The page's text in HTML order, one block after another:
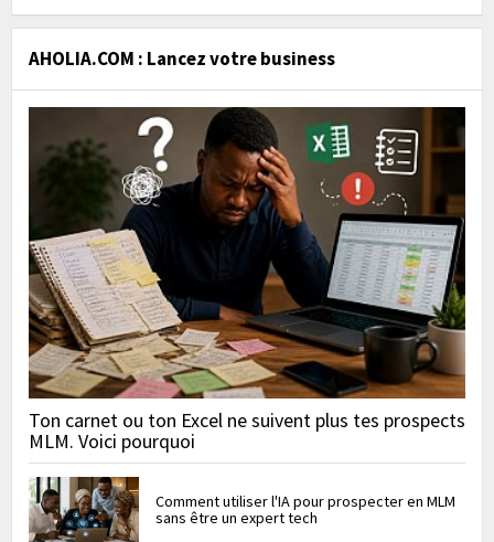
AHOLIA.COM : Lancez votre business
Ton carnet ou ton Excel ne suivent plus tes prospects
MLM. Voici pourquoi
Comment utiliser l'IA pour prospecter en MLM
sans être un expert tech